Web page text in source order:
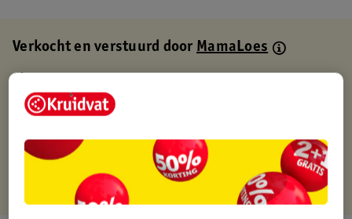
Verkocht en verstuurd doorMamaLoes
Gratis thuisbezorgd
Gratis retourneren via verkooppartner.
Gratis punten met je Kruidvat kaart